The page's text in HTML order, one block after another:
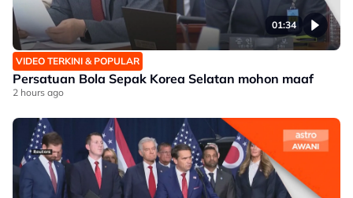
01:34
VIDEO TERKINI & POPULAR
Persatuan Bola Sepak Korea Selatan mohon maaf
2 hours ago